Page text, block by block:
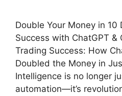
Double Your Money in 10
Success with ChatGPT
Trading Success: How
Doubled the Money in
Intelligence is no longer
automation—it’s